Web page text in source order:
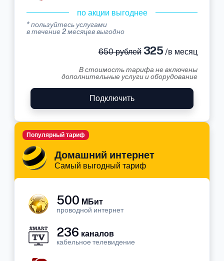
по акции выгоднее
* пользуйтесь услугами
в течение 2 месяцев выгодно
650 рублей325 /в месяц
В стоимость тарифа не включены
дополнительные услуги и оборудование
Подключить
Домашний интернет
Самый выгодный тариф
Популярный тариф
500 МБит
проводной интернет
236 каналов
кабельное телевидение